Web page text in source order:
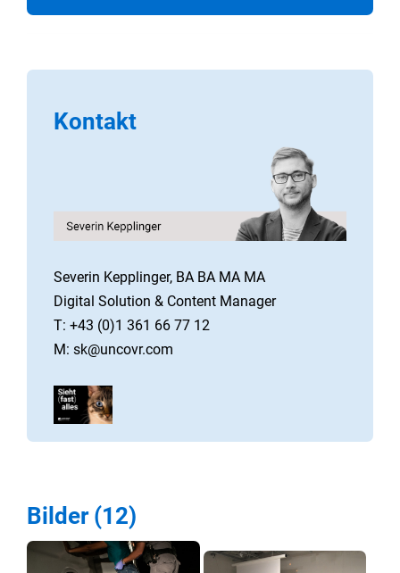
Kontakt
Severin Kepplinger, BA BA MA MA
Digital Solution & Content Manager
T: +43 (0)1 361 66 77 12
M: sk@uncovr.com
Bilder (12)